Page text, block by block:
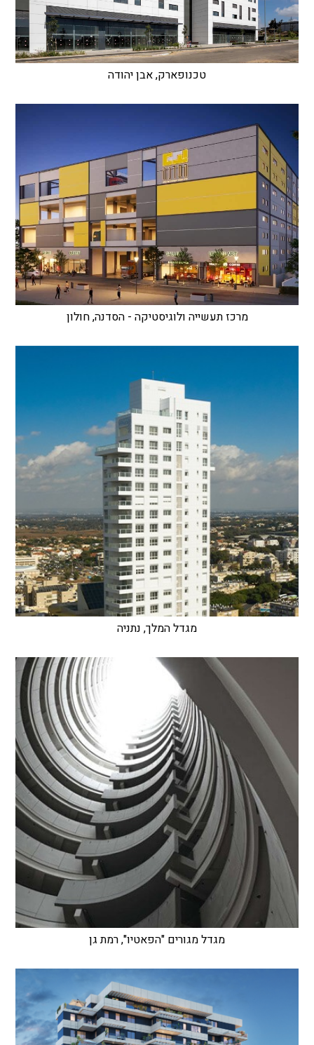
טכנופארק, אבן יהודה
מרכז תעשייה ולוגיסטיקה - הסדנה, חולון
מגדל המלך, נתניה
מגדל מגורים "הפאטיו", רמת גן